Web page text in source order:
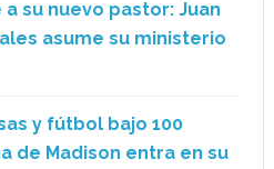
su nuevo pastor: Juan
asume su ministerio
y fútbol bajo 100
de Madison entra en su